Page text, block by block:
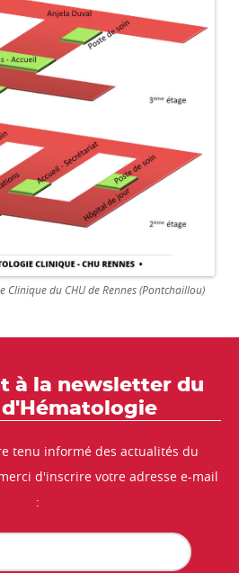
Clinique du CHU de Rennes (Pontchaillou)
à la newsletter du
d'Hématologie
tenu informé des actualités du
d'inscrire votre adresse e-mail
: